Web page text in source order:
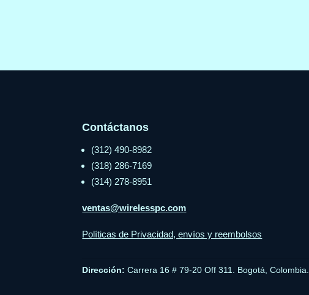
Contáctanos
(312) 490-8982
(318) 286-7169
(314) 278-8951
ventas@wirelesspc.com
Políticas de Privacidad, envíos y reembolsos
Dirección:Carrera 16 # 79-20 Off 311. Bogotá, Colombia.